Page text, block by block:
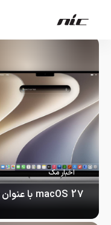
اخبار مک
macOS 27 با عنوان Golden Gate معرفی شد